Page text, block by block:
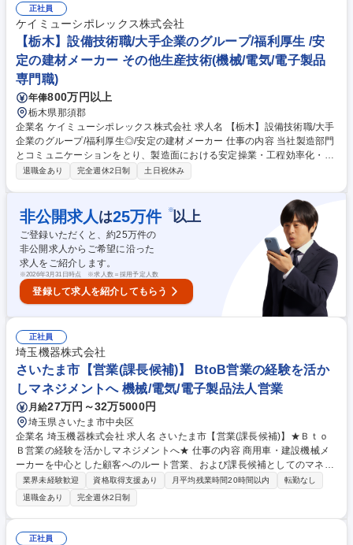
輩社員のもと、OJTにて仕事を覚えていただきます。 募集職種 【神奈川
(湘南台)/調達】自動車部品の調達/プライム市場上場の安定基盤
正社員
ケイミューシポレックス株式会社
【栃木】設備技術職/大手企業のグループ/福利厚生 /安
定の建材メーカー その他生産技術(機械/電気/電子製品
専門職)
年俸800万円以上
栃木県那須郡
企業名 ケイミューシポレックス株式会社 求人名 【栃木】設備技術職/大手
企業のグループ/福利厚生◎/安定の建材メーカー 仕事の内容 当社製造部門
とコミュニケーションをとり、製造面における安定操業・工程効率化・品
質向上を担っていただきます。 ■新加工技術の開発部門とも連携し、工程
を基に工程改善やメンテナンスを行うとともに、製造過程の中の懸念点や
改善点を抽出し、製造部門、技術部門と連携しながら課題解決に向け取り
組むことが主な業務となります。 募集職種 【栃木】設備技術職/大手企業
のグループ/福利厚生◎/安定の建材メーカー
退職金あり 完全週休2日制 土日祝休み
非公開求人 は25万件 ※以上
ご登録いただくと、約25万件の
非公開求人からご希望に沿った
求人をご紹介します。
※2026年3月31日時点 ※求人数＝採用予定人数
登録して求人を紹介してもらう
正社員
埼玉機器株式会社
さいたま市【営業(課長候補)】 BtoB営業の経験を活か
しマネジメントへ 機械/電気/電子製品法人営業
月給27万円～32万5000円
埼玉県さいたま市中央区
企業名 埼玉機器株式会社 求人名 さいたま市【営業(課長候補)】★Ｂｔｏ
Ｂ営業の経験を活かしマネジメントへ★ 仕事の内容 商用車・建設機械メ
ーカーを中心とした顧客へのルート営業、および課長候補としてのマネジ
メントをお任せします。 ■市場調査、新規/既存顧客のビジネス開拓 ■見積
り受注契約、売上計画策定 ■製造・納品に関する社内外の調整 ■購買企画
との連携、展示会出店 ■メンバーの育成・マネジメント（年4回程の出張
有） 募集職種 さいたま市【営業(課長候補)】★ＢｔｏＢ営業の経験を活か
しマネジメントへ★
業界未経験歓迎 資格取得支援あり 月平均残業時間20時間以内
転勤なし
退職金あり
完全週休2日制
正社員